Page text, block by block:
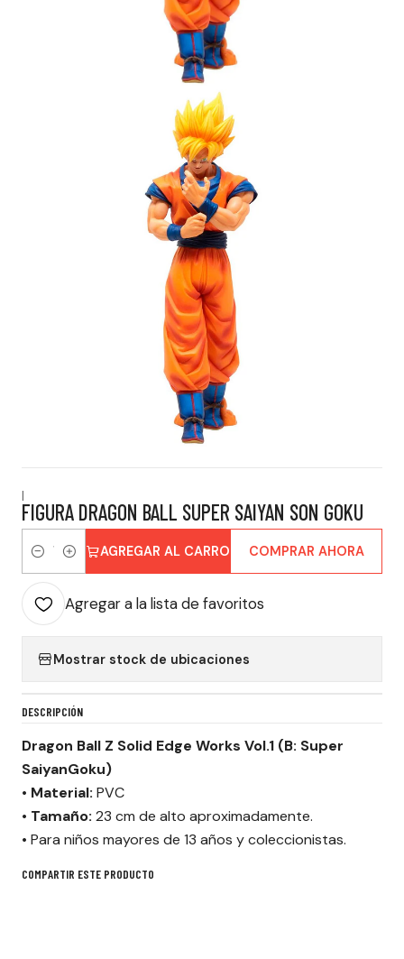
|
FIGURA DRAGON BALL SUPER SAIYAN SON GOKU
Cantidad
AGREGAR AL CARRO COMPRAR AHORA
Agregar a la lista de favoritos
Mostrar stock de ubicaciones
DESCRIPCIÓN
Dragon Ball Z Solid Edge Works Vol.1 (B: Super
SaiyanGoku)
• Material: PVC
• Tamaño: 23 cm de alto aproximadamente.
• Para niños mayores de 13 años y coleccionistas.
COMPARTIR ESTE PRODUCTO